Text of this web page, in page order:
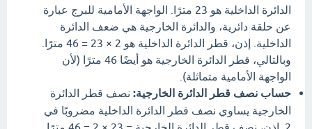
الدائرة الداخلية هو 23 مترًا. الواجهة الأمامية للبرج عبارة
عن حلقة دائرية، والدائرة الخارجية هي ضعف الدائرة
الداخلية. إذن، قطر الدائرة الداخلية هو 2 × 23 = 46 مترًا.
وبالتالي، قطر الدائرة الخارجية هو أيضًا 46 مترًا (لأن
الواجهة الأمامية متماثلة).
حساب نصف قطر الدائرة الخارجية: نصف قطر الدائرة
الخارجية يساوي نصف قطر الدائرة الداخلية مضروبًا في